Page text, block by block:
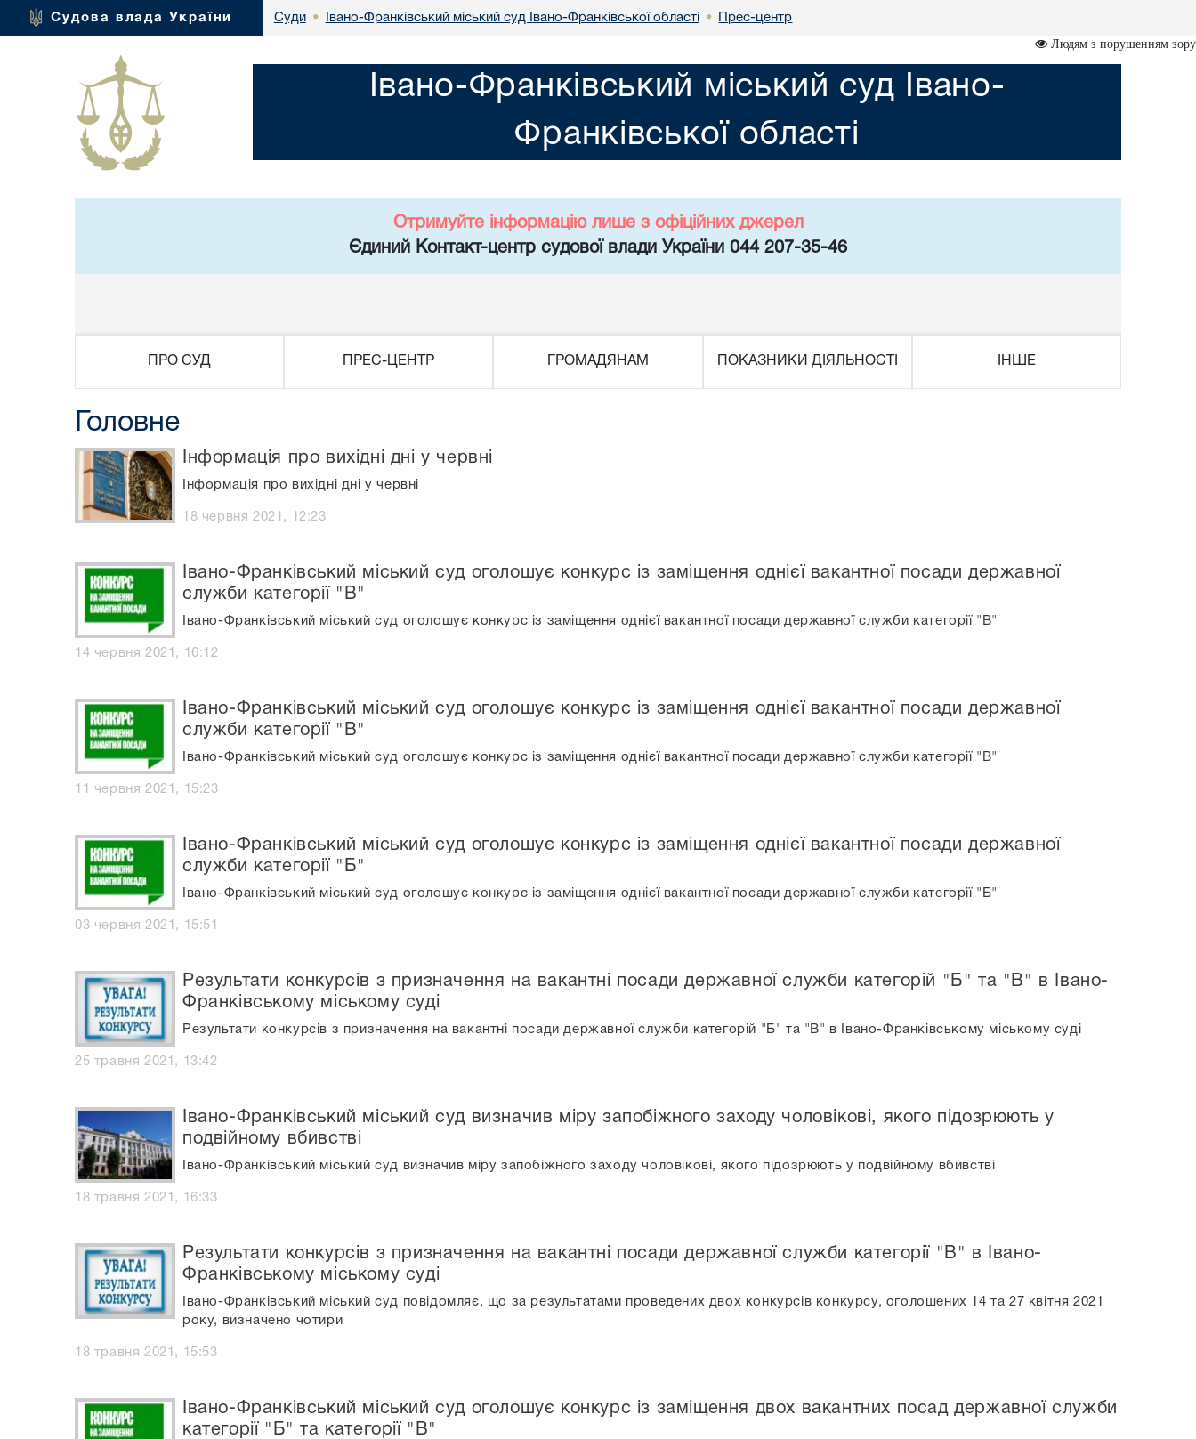
Судова влада України Суди • Івано-Франківський міський суд Івано-Франківської області • Прес-центр
Людям з порушенням зору
Івано-Франківський міський суд Івано-
Франківської області
Отримуйте інформацію лише з офіційних джерел
Єдиний Контакт-центр судової влади України 044 207-35-46
ПРО СУД ПРЕС-ЦЕНТР ГРОМАДЯНАМ ПОКАЗНИКИ ДІЯЛЬНОСТІ ІНШЕ
Головне
Інформація про вихідні дні у червні
Інформація про вихідні дні у червні
18 червня 2021, 12:23
Івано-Франківський міський суд оголошує конкурс із заміщення однієї вакантної посади державної
служби категорії "В"
Івано-Франківський міський суд оголошує конкурс із заміщення однієї вакантної посади державної служби категорії "В"
14 червня 2021, 16:12
Івано-Франківський міський суд оголошує конкурс із заміщення однієї вакантної посади державної
служби категорії "В"
Івано-Франківський міський суд оголошує конкурс із заміщення однієї вакантної посади державної служби категорії "В"
11 червня 2021, 15:23
Івано-Франківський міський суд оголошує конкурс із заміщення однієї вакантної посади державної
служби категорії "Б"
Івано-Франківський міський суд оголошує конкурс із заміщення однієї вакантної посади державної служби категорії "Б"
03 червня 2021, 15:51
Результати конкурсів з призначення на вакантні посади державної служби категорій "Б" та "В" в Івано-
Франківському міському суді
Результати конкурсів з призначення на вакантні посади державної служби категорій "Б" та "В" в Івано-Франківському міському суді
25 травня 2021, 13:42
Івано-Франківський міський суд визначив міру запобіжного заходу чоловікові, якого підозрюють у
подвійному вбивстві
Івано-Франківський міський суд визначив міру запобіжного заходу чоловікові, якого підозрюють у подвійному вбивстві
18 травня 2021, 16:33
Результати конкурсів з призначення на вакантні посади державної служби категорії "В" в Івано-
Франківському міському суді
Івано-Франківський міський суд повідомляє, що за результатами проведених двох конкурсів конкурсу, оголошених 14 та 27 квітня 2021
року, визначено чотири
18 травня 2021, 15:53
Івано-Франківський міський суд оголошує конкурс із заміщення двох вакантних посад державної служби
категорії "Б" та категорії "В"